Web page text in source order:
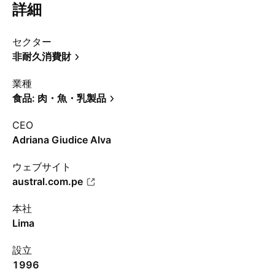
詳細
セクター
非耐久消費財
業種
食品: 肉・魚・乳製品
CEO
Adriana Giudice Alva
ウェブサイト
austral.com.pe
本社
Lima
設立
1996